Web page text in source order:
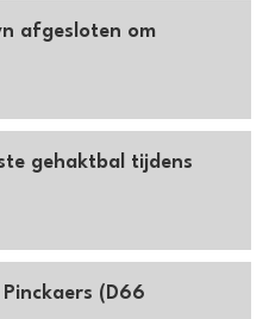
afgesloten om
gehaktbal tijdens
(D66